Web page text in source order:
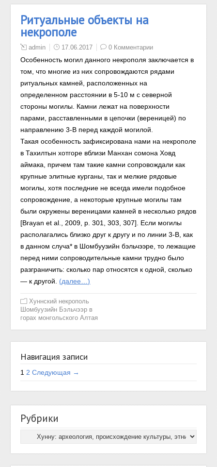
Ритуальные объекты на
некрополе
admin 17.06.2017 0 Комментарии
Особенность могил данного некрополя заключается в
том, что многие из них сопровождаются рядами
ритуальных камней, расположенных на
определенном расстоянии в 5-10 м с северной
стороны могилы. Камни лежат на поверхности
парами, расставленными в цепочки (вереницей) по
направлению 3-В перед каждой могилой.
Такая особенность зафиксирована нами на некрополе
в Тахилтын хотгоре вблизи Манхан сомона Ховд
аймака, причем там такие камни сопровождали как
крупные элитные курганы, так и мелкие рядовые
могилы, хотя последние не всегда имели подобное
сопровождение, а некоторые крупные могилы там
были окружены вереницами камней в несколько рядов
[Brayan et al., 2009, р. 301, 303, 307]. Если могилы
располагались близко друг к другу и по линии 3-В, как
в данном случа* в Шомбуузийн бэльчээре, то лежащие
перед ними сопроводительные камни трудно было
разграничить: сколько пар относятся к одной, сколько
— к другой. (далее…)
Хуннский некрополь
Шомбуузийн Бэльчээр в
горах монгольского Алтая
Навигация записи
1 2 Следующая →
Рубрики